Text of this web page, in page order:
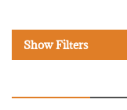
Show Filters